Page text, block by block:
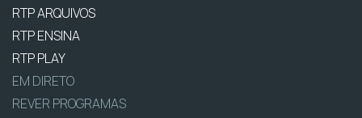
RTP ARQUIVOS
RTP ENSINA
RTP PLAY
EM DIRETO
REVER PROGRAMAS